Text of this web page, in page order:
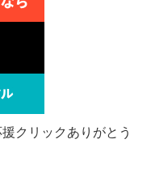
クリックありがとう